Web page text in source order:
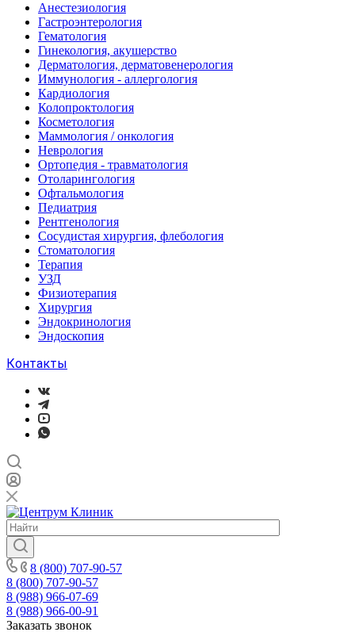
Анестезиология
Гастроэнтерология
Гематология
Гинекология, акушерство
Дерматология, дерматовенерология
Иммунология - аллергология
Кардиология
Колопроктология
Косметология
Маммология / онкология
Неврология
Ортопедия - травматология
Отоларингология
Офтальмология
Педиатрия
Рентгенология
Сосудистая хирургия, флебология
Стоматология
Терапия
УЗД
Физиотерапия
Хирургия
Эндокринология
Эндоскопия
Контакты
8 (800) 707-90-57
8 (800) 707-90-57
8 (988) 966-07-69
8 (988) 966-00-91
Заказать звонок